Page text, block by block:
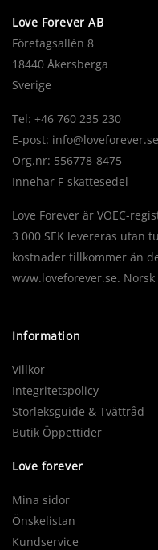
Love Forever AB
Företagsallén 8
18440 Åkersberga
Sverige
Tel: +46 760 235 230
E-post: info@loveforever.se
Org.nr: 556778-8475
Innehar F-skattesedel
Love Forever är VOEC-
3 000 SEK levereras utan
kostnader tillkommer än
www.loveforever.se.
Information
Villkor
Integritetspolicy
Storleksguide & Tvättråd
Butik Öppettider
Love forever
Mina sidor
Önskelistan
Kundservice